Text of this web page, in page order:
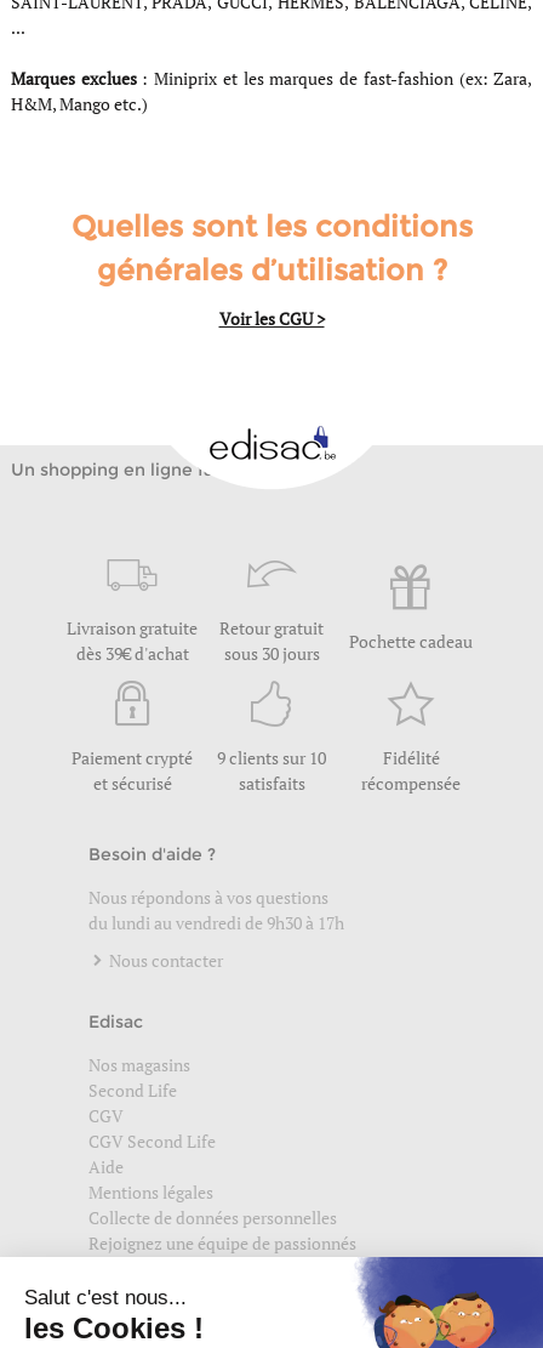
...
Marques exclues: Miniprix et les marques de fast-fashion (ex: Zara,
H&M, Mango etc.)
Quelles sont les conditions
générales d’utilisation ?
Voir les CGU >
Un shopping en ligne facile
Livraison gratuite
dès 39€ d'achat
Retour gratuit
sous 30 jours
Pochette cadeau
Paiement crypté
et sécurisé
9 clients sur 10
satisfaits
Fidélité
récompensée
Besoin d'aide ?
Nous répondons à vos questions
du lundi au vendredi de 9h30 à 17h
Nous contacter
Edisac
Nos magasins
Second Life
CGV
CGV Second Life
Aide
Mentions légales
Collecte de données personnelles
Rejoignez une équipe de passionnés
edisac.com
edisac.nl.